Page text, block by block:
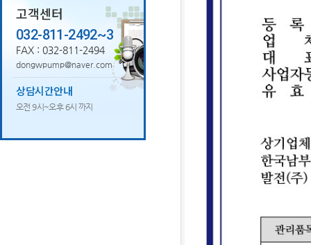
고객센터
032-811-2492~3
FAX : 032-811-2494
dongwpump@naver.com
상담시간안내
오전 9시~오후 6시 까지